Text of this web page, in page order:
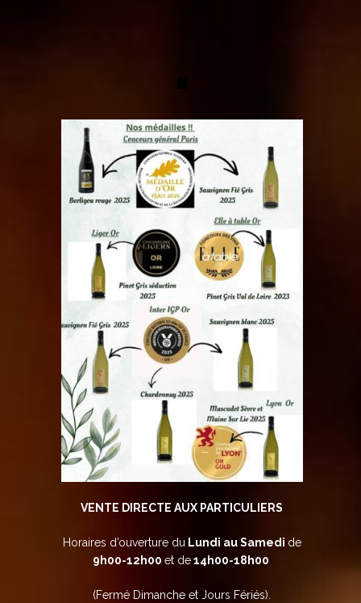
VENTE DIRECTE AUX PARTICULIERS
Horaires d’ouverture duLundi au Samedi de
9h00-12h00 et de14h00-18h00
(Fermé Dimanche et Jours Fériés).